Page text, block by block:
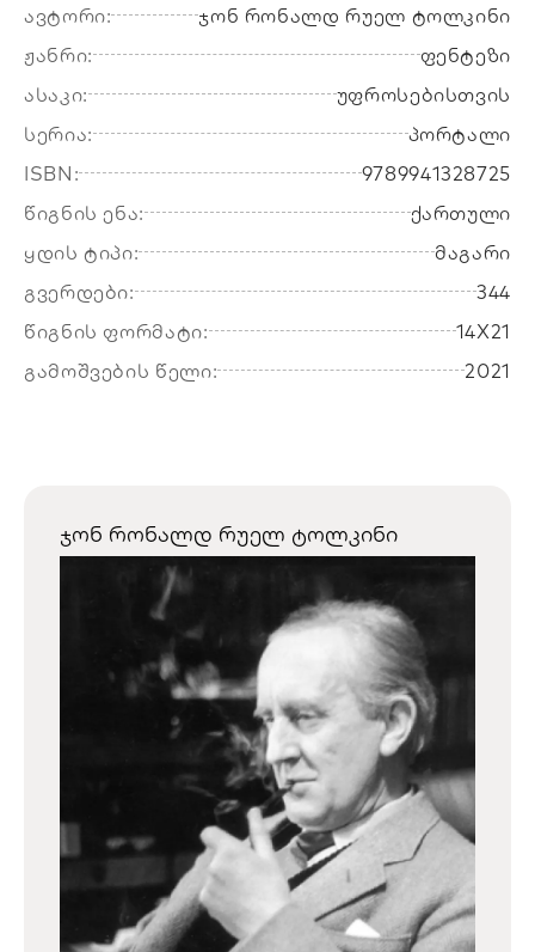
ავტორი:
ჯონ რონალდ რუელ ტოლკინი
ჟანრი:
ფენტეზი
ასაკი:
უფროსებისთვის
სერია:
პორტალი
ISBN:
9789941328725
წიგნის ენა:
ქართული
ყდის ტიპი:
მაგარი
გვერდები:
344
წიგნის ფორმატი:
14X21
გამოშვების წელი:
2021
ჯონ რონალდ რუელ ტოლკინი